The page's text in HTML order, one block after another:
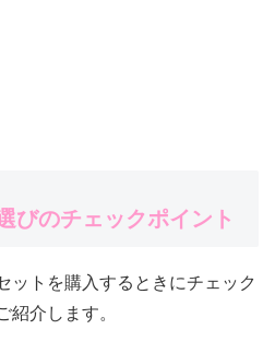
びのチェックポイント
ットを購入するときにチェック
紹介します。